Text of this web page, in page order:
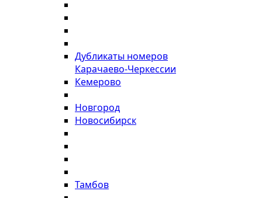
Дубликаты номеров
Карачаево-Черкессии
Кемерово
Новгород
Новосибирск
Тамбов